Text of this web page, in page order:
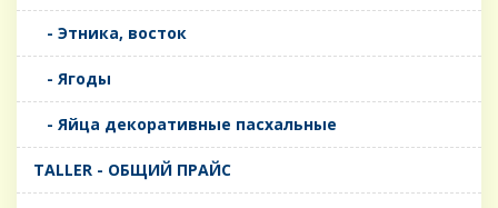
- Этника, восток
- Ягоды
- Яйца декоративные пасхальные
TALLER - ОБЩИЙ ПРАЙС